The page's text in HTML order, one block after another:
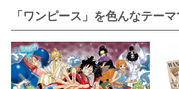
「ワンピース」を色んなテー